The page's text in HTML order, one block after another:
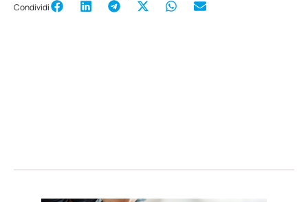
Condividi